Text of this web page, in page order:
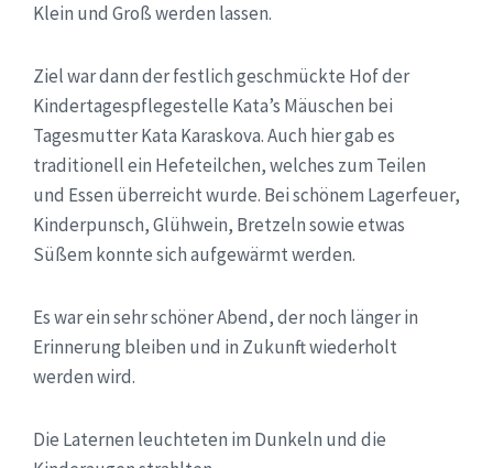
Klein und Groß werden lassen.
Ziel war dann der festlich geschmückte Hof der
Kindertagespflegestelle Kata’s Mäuschen bei
Tagesmutter Kata Karaskova. Auch hier gab es
traditionell ein Hefeteilchen, welches zum Teilen
und Essen überreicht wurde. Bei schönem Lagerfeuer,
Kinderpunsch, Glühwein, Bretzeln sowie etwas
Süßem konnte sich aufgewärmt werden.
Es war ein sehr schöner Abend, der noch länger in
Erinnerung bleiben und in Zukunft wiederholt
werden wird.
Die Laternen leuchteten im Dunkeln und die